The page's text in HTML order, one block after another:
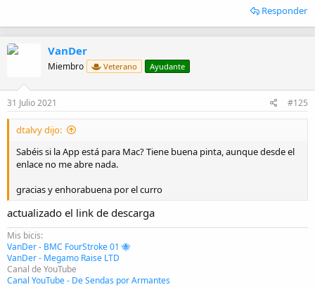
Responder
VanDer
Miembro Veterano Ayudante
31 Julio 2021 #125
dtalvy dijo:
Sabéis si la App está para Mac? Tiene buena pinta, aunque desde el
enlace no me abre nada.
gracias y enhorabuena por el curro
actualizado el link de descarga
Mis bicis:
VanDer - BMC FourStroke 01 🐝
VanDer - Megamo Raise LTD
Canal de YouTube
Canal YouTube - De Sendas por Armantes